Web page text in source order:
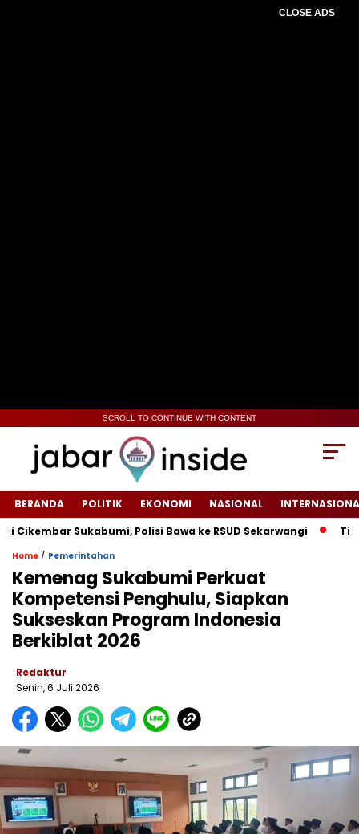
CLOSE ADS
SCROLL TO CONTINUE WITH CONTENT
BERANDA POLITIK EKONOMI NASIONAL
Sukabumi, Polisi Bawa ke RSUD Sekarwangi‎
Tiang
Home / Pemerintahan
‎Kemenag Sukabumi Perkuat
Kompetensi Penghulu, Siapkan
Sukseskan Program Indonesia
Berkiblat 2026
Redaktur
Senin, 6 Juli 2026